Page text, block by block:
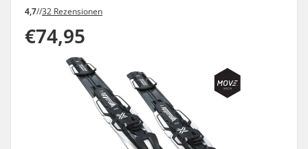
4,7//32 Rezensionen
€74,95